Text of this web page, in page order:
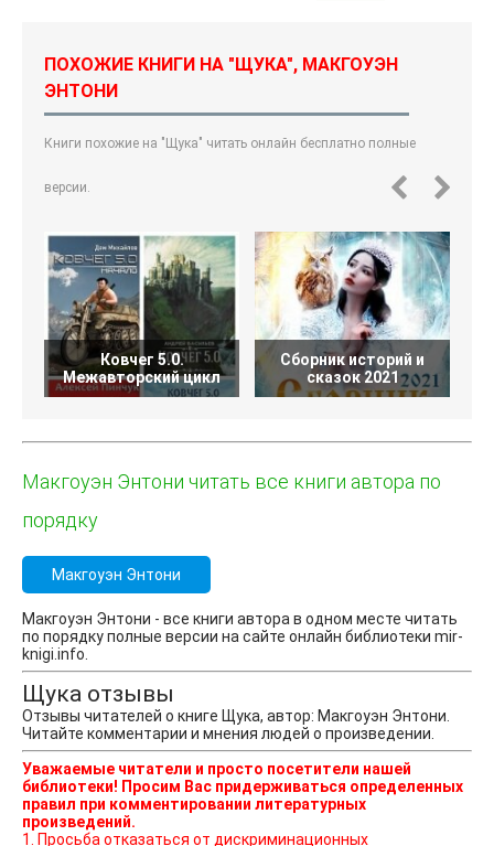
ПОХОЖИЕ КНИГИ НА "ЩУКА", МАКГОУЭН
ЭНТОНИ
Книги похожие на "Щука" читать онлайн бесплатно полные
версии.
Ковчег 5.0.
Межавторский цикл
Сборник историй и
сказок 2021
Макгоуэн Энтони читать все книги автора по
порядку
Макгоуэн Энтони
Макгоуэн Энтони - все книги автора в одном месте читать
по порядку полные версии на сайте онлайн библиотеки mir-
knigi.info.
Щука отзывы
Отзывы читателей о книге Щука, автор: Макгоуэн Энтони.
Читайте комментарии и мнения людей о произведении.
Уважаемые читатели и просто посетители нашей
библиотеки! Просим Вас придерживаться определенных
правил при комментировании литературных
произведений.
1. Просьба отказаться от дискриминационных